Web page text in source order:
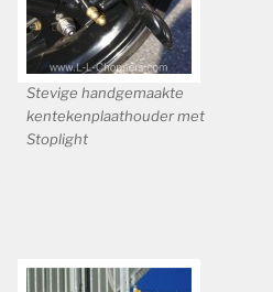
Stevige handgemaakte
kentekenplaathouder met
Stoplight